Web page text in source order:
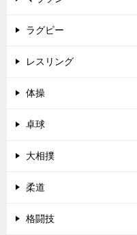
ラグビー
レスリング
体操
卓球
大相撲
柔道
格闘技